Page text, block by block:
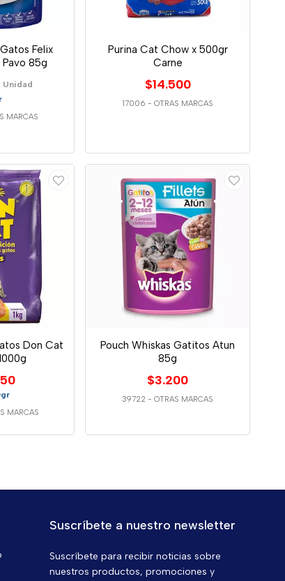
Felix
85g
Unidad
MARCAS
Purina Cat Chow x 500gr
Carne
$14.500
17006 - OTRAS MARCAS
Don Cat
MARCAS
Pouch Whiskas Gatitos Atun
85g
$3.200
39722 -OTRAS MARCAS
Suscríbete a nuestro newsletter
Suscríbete para recibir noticias sobre
nuestros productos, promociones y